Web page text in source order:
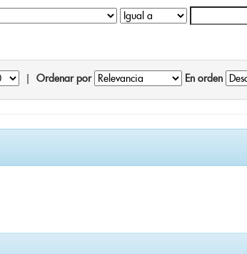
Ordenar por En orden